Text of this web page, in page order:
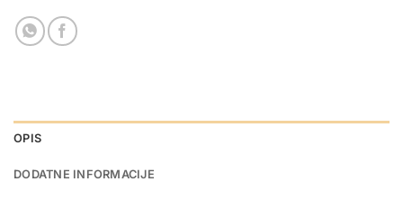
OPIS
DODATNE INFORMACIJE